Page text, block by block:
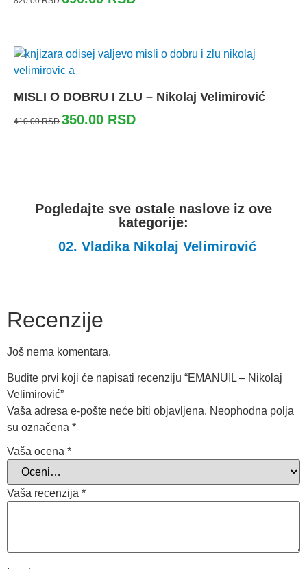
MISLI O DOBRU I ZLU – Nikolaj Velimirović
410.00RSD 350.00 RSD
Pogledajte sve ostale naslove iz ove
kategorije:
02. Vladika Nikolaj Velimirović
Recenzije
Još nema komentara.
Budite prvi koji će napisati recenziju “EMANUIL – Nikolaj
Velimirović”
Vaša adresa e-pošte neće biti objavljena. Neophodna polja
su označena *
Vaša ocena *
Vaša recenzija *